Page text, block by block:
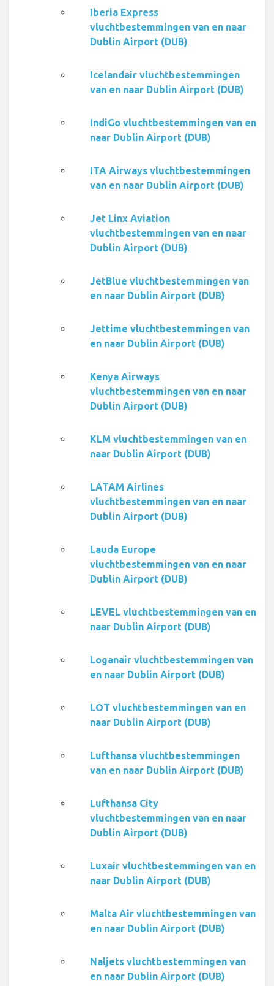
Iberia Express
vluchtbestemmingen van en naar
Dublin Airport (DUB)
Icelandair vluchtbestemmingen
van en naar Dublin Airport (DUB)
IndiGo vluchtbestemmingen van en
naar Dublin Airport (DUB)
ITA Airways vluchtbestemmingen
van en naar Dublin Airport (DUB)
Jet Linx Aviation
vluchtbestemmingen van en naar
Dublin Airport (DUB)
JetBlue vluchtbestemmingen van
en naar Dublin Airport (DUB)
Jettime vluchtbestemmingen van
en naar Dublin Airport (DUB)
Kenya Airways
vluchtbestemmingen van en naar
Dublin Airport (DUB)
KLM vluchtbestemmingen van en
naar Dublin Airport (DUB)
LATAM Airlines
vluchtbestemmingen van en naar
Dublin Airport (DUB)
Lauda Europe
vluchtbestemmingen van en naar
Dublin Airport (DUB)
LEVEL vluchtbestemmingen van en
naar Dublin Airport (DUB)
Loganair vluchtbestemmingen van
en naar Dublin Airport (DUB)
LOT vluchtbestemmingen van en
naar Dublin Airport (DUB)
Lufthansa vluchtbestemmingen
van en naar Dublin Airport (DUB)
Lufthansa City
vluchtbestemmingen van en naar
Dublin Airport (DUB)
Luxair vluchtbestemmingen van en
naar Dublin Airport (DUB)
Malta Air vluchtbestemmingen van
en naar Dublin Airport (DUB)
Naljets vluchtbestemmingen van
en naar Dublin Airport (DUB)